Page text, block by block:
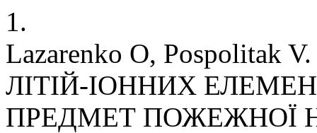
1.
Lazarenko O,
ЛІТІЙ-ІОННИХ
ПРЕДМЕТ ПОЖЕЖНОЇ